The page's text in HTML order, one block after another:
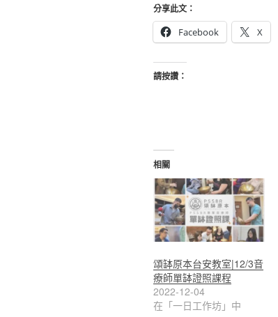
分享此文：
Facebook
X
請按讚：
相關
頌缽原本台安教室|12/3音
療師單缽證照課程
2022-12-04
在「一日工作坊」中